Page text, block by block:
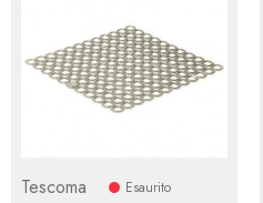
Tescoma Esaurito